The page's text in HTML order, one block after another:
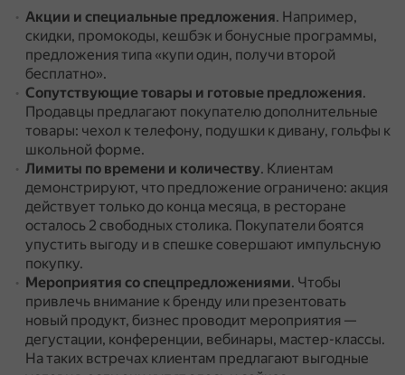
Акции и специальные предложения. Например,
скидки, промокоды, кешбэк и бонусные программы,
предложения типа «купи один, получи второй
бесплатно».
Сопутствующие товары и готовые предложения.
Продавцы предлагают покупателю дополнительные
товары: чехол к телефону, подушки к дивану, гольфы к
школьной форме.
Лимиты по времени и количеству. Клиентам
демонстрируют, что предложение ограничено: акция
действует только до конца месяца, в ресторане
осталось 2 свободных столика. Покупатели боятся
упустить выгоду и в спешке совершают импульсную
покупку.
Мероприятия со спецпредложениями. Чтобы
привлечь внимание к бренду или презентовать
новый продукт, бизнес проводит мероприятия —
дегустации, конференции, вебинары, мастер-классы.
На таких встречах клиентам предлагают выгодные